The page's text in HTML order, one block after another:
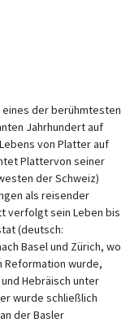
eines der berühmtesten
Jahrhundert auf
von Platter auf
Plattervon seiner
der Schweiz)
als reisender
verfolgt sein Leben bis
(deutsch:
Basel und Zürich, wo
Reformation wurde,
Hebräisch unter
wurde schließlich
der Basler